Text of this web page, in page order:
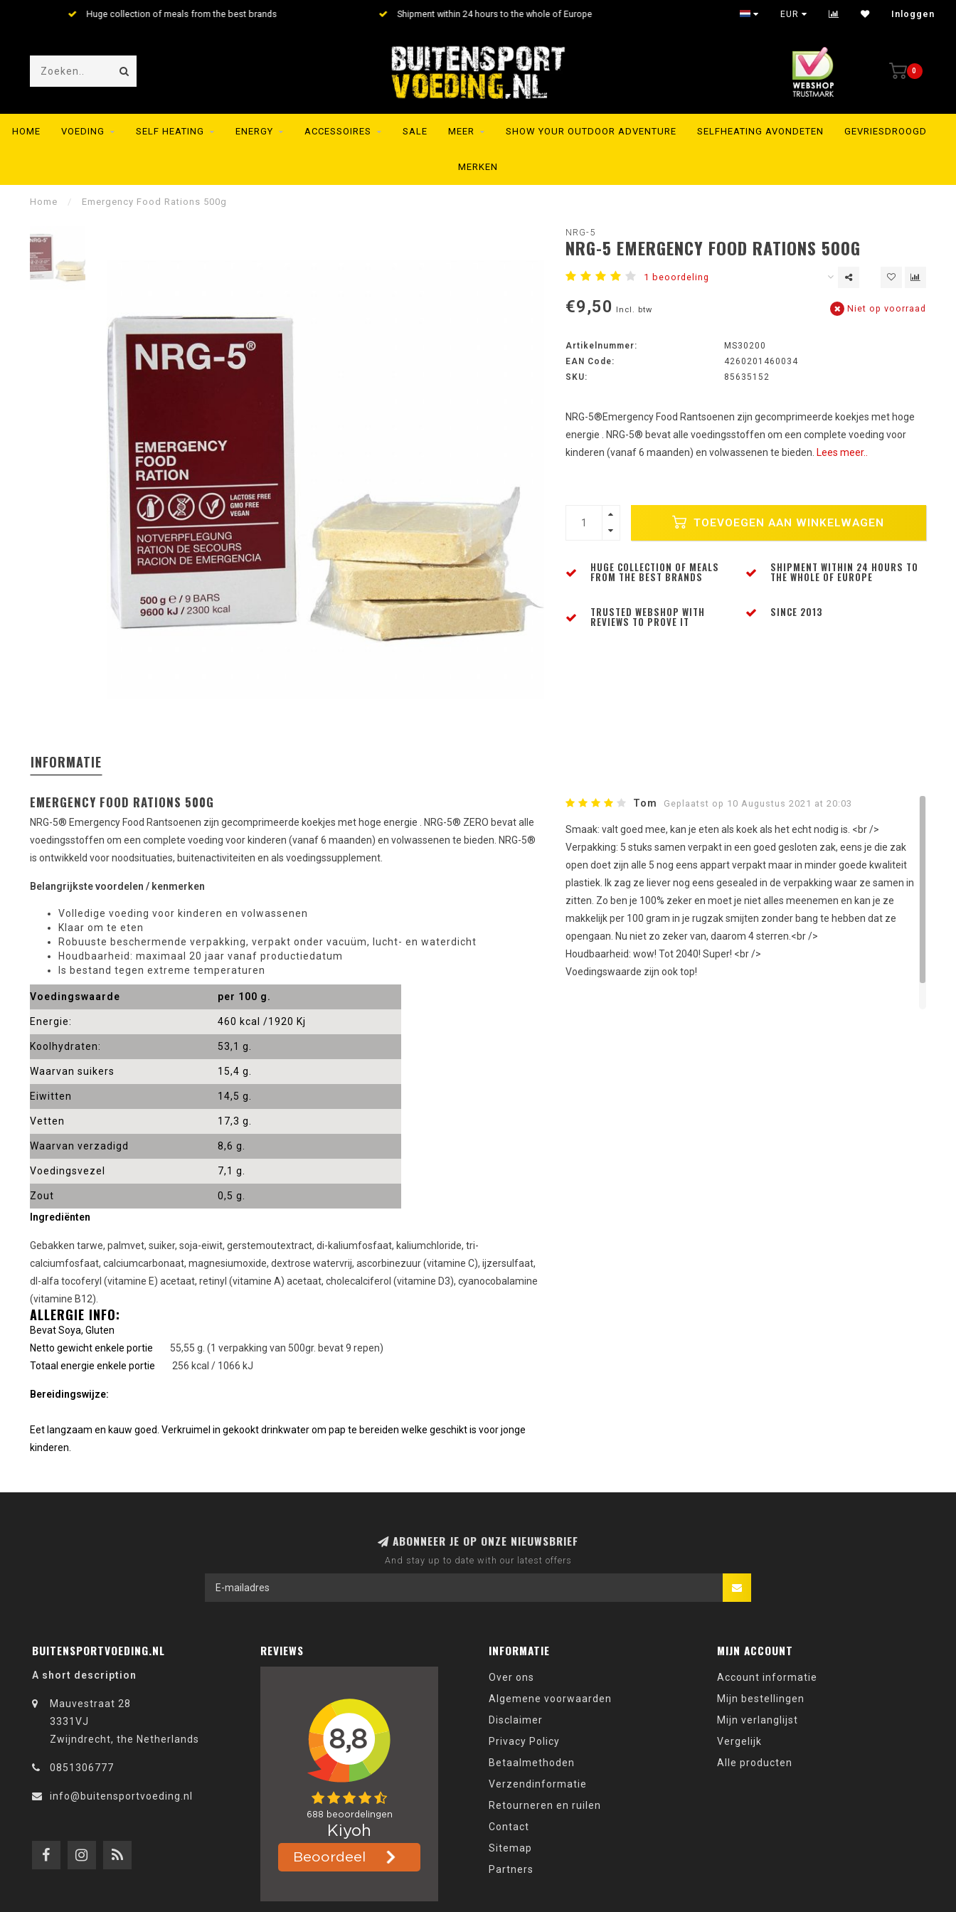
Huge collection of meals from the best brands Shipment within 24 hours to the whole of Europe EUR Inloggen
0
HOME VOEDING SELF HEATING ENERGY ACCESSOIRES SALE MEER SHOW YOUR OUTDOOR ADVENTURE SELFHEATING AVONDETEN GEVRIESDROOGD
MERKEN
Home / Emergency Food Rations 500g
NRG-5
NRG-5 EMERGENCY FOOD RATIONS 500G
1 beoordeling
€9,50 Incl. btw Niet op voorraad
Artikelnummer:
MS30200
EAN Code:
4260201460034
SKU:
85635152
NRG-5®Emergency Food Rantsoenen zijn gecomprimeerde koekjes met hoge
energie . NRG-5® bevat alle voedingsstoffen om een complete voeding voor
kinderen (vanaf 6 maanden) en volwassenen te bieden. Lees meer..
TOEVOEGEN AAN WINKELWAGEN
HUGE COLLECTION OF MEALS
FROM THE BEST BRANDS
SHIPMENT WITHIN 24 HOURS TO
THE WHOLE OF EUROPE
TRUSTED WEBSHOP WITH
REVIEWS TO PROVE IT
SINCE 2013
INFORMATIE
EMERGENCY FOOD RATIONS 500G
NRG-5® Emergency Food Rantsoenen zijn gecomprimeerde koekjes met hoge energie . NRG-5® ZERO bevat alle
voedingsstoffen om een complete voeding voor kinderen (vanaf 6 maanden) en volwassenen te bieden. NRG-5®
is ontwikkeld voor noodsituaties, buitenactiviteiten en als voedingssupplement.
Belangrijkste voordelen / kenmerken
Volledige voeding voor kinderen en volwassenen
Klaar om te eten
Robuuste beschermende verpakking, verpakt onder vacuüm, lucht- en waterdicht
Houdbaarheid: maximaal 20 jaar vanaf productiedatum
Is bestand tegen extreme temperaturen
Voedingswaarde per 100 g.
Energie: 460 kcal /1920 Kj
Koolhydraten: 53,1 g.
Waarvan suikers 15,4 g.
Eiwitten 14,5 g.
Vetten 17,3 g.
Waarvan verzadigd 8,6 g.
Voedingsvezel 7,1 g.
Zout
0,5 g.
Ingrediënten
Gebakken tarwe, palmvet, suiker, soja-eiwit, gerstemoutextract, di-kaliumfosfaat, kaliumchloride, tri-
calciumfosfaat, calciumcarbonaat, magnesiumoxide, dextrose watervrij, ascorbinezuur (vitamine C), ijzersulfaat,
dl-alfa tocoferyl (vitamine E) acetaat, retinyl (vitamine A) acetaat, cholecalciferol (vitamine D3), cyanocobalamine
(vitamine B12).
ALLERGIE INFO:
Bevat Soya, Gluten
Netto gewicht enkele portie
55,55 g. (1 verpakking van 500gr. bevat 9 repen)
Totaal energie enkele portie 256 kcal / 1066 kJ
Bereidingswijze:
Eet langzaam en kauw goed. Verkruimel in gekookt drinkwater om pap te bereiden welke geschikt is voor jonge
kinderen.
Tom Geplaatst op 10 Augustus 2021 at 20:03
Smaak: valt goed mee, kan je eten als koek als het echt nodig is. <br />
Verpakking: 5 stuks samen verpakt in een goed gesloten zak, eens je die zak
open doet zijn alle 5 nog eens appart verpakt maar in minder goede kwaliteit
plastiek. Ik zag ze liever nog eens gesealed in de verpakking waar ze samen in
zitten. Zo ben je 100% zeker en moet je niet alles meenemen en kan je ze
makkelijk per 100 gram in je rugzak smijten zonder bang te hebben dat ze
opengaan. Nu niet zo zeker van, daarom 4 sterren.<br />
Houdbaarheid: wow! Tot 2040! Super! <br />
Voedingswaarde zijn ook top!
ABONNEER JE OP ONZE NIEUWSBRIEF
And stay up to date with our latest offers
BUITENSPORTVOEDING.NL
A short description
Mauvestraat 28
3331VJ
Zwijndrecht, the Netherlands
0851306777
info@buitensportvoeding.nl
REVIEWS INFORMATIE
Over ons
Algemene voorwaarden
Disclaimer
Privacy Policy
Betaalmethoden
Verzendinformatie
Retourneren en ruilen
Contact
Sitemap
Partners
MIJN ACCOUNT
Account informatie
Mijn bestellingen
Mijn verlanglijst
Vergelijk
Alle producten